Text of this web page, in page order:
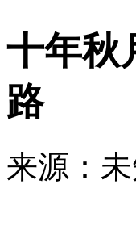
十年秋
路
来源：未